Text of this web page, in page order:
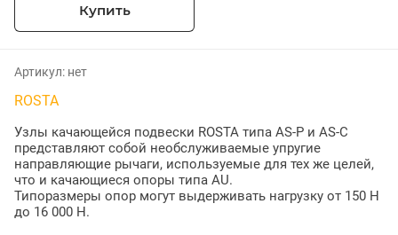
Купить
Артикул: нет
ROSTA
Узлы качающейся подвески ROSTA типа AS-P и AS-C
представляют собой необслуживаемые упругие
направляющие рычаги, используемые для тех же целей,
что и качающиеся опоры типа AU.
Типоразмеры опор могут выдерживать нагрузку от 150 Н
до 16 000 Н.